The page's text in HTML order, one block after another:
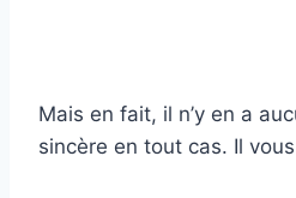
Mais en fait, il n’y en a
sincère en tout cas. Il